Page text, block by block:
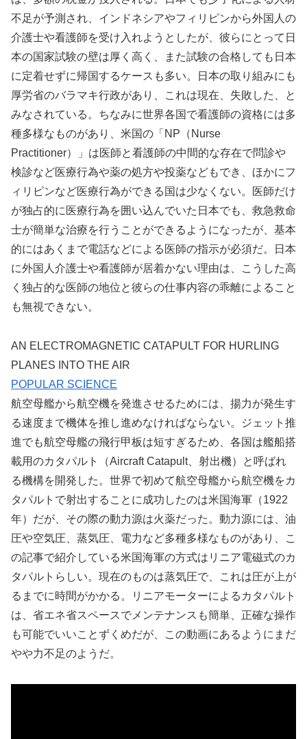
不足が予測され、インドネシアやフィリピンから外国人の
介護士や看護師を受け入れようとしたが、彼らにとって日
本の国家試験の壁は厚く高く、また試験の合格しても日本
に定着せずに帰国するケースも多い。日本の取り組みにも
厚労省のバラマキ行政があり、これは現在、失敗した、と
みなされている。ちなみに世界各国で看護師の資格には多
種多様なものがあり、米国の「NP（Nurse
Practitioner）」は医師と看護師の中間的な存在で問診や
検診など医療行為や薬の処方や投薬などもでき、ほかにフ
ィリピンなど医療行為ができる国は少なくない。医師だけ
が独占的に医療行為を囲い込んでいた日本でも、救急救命
士が簡単な治療を行うことができるようになったが、基本
的にはあくまで電話などによる医師の指示が必須だ。日本
に外国人介護士や看護師が居着かない理由は、こうした高
く独占的な医師の地位と彼らの仕事内容の乖離によること
も無視できない。
AN ELECTROMAGNETIC CATAPULT FOR HURLING
PLANES INTO THE AIR
POPULAR SCIENCE
航空母艦から航空機を発進させるためには、揚力が発生す
る速度まで機体を推し進めなければならない。ジェット推
進でも航空母艦の飛行甲板は短すぎるため、各国は艦船搭
載用のカタパルト（Aircraft Catapult、射出機）と呼ばれ
る機構を開発した。世界で初めて航空母艦から航空機をカ
タパルトで射出することに成功したのは米国海軍（1922
年）だが、その際の動力源は火薬だった。動力源には、油
圧や空気圧、蒸気圧、電力など多種多様なものがあり、こ
の記事で紹介している米国海軍の方式はリニア電磁式のカ
タパルトらしい。現在のものは蒸気圧で、これは圧が上が
るまでに時間がかかる。リニアモーターによるカタパルト
は、省エネ省スペースでメンテナンスも簡単、正確な操作
も可能でいいことずくめだが、この動画にあるようにまだ
やや力不足のようだ。